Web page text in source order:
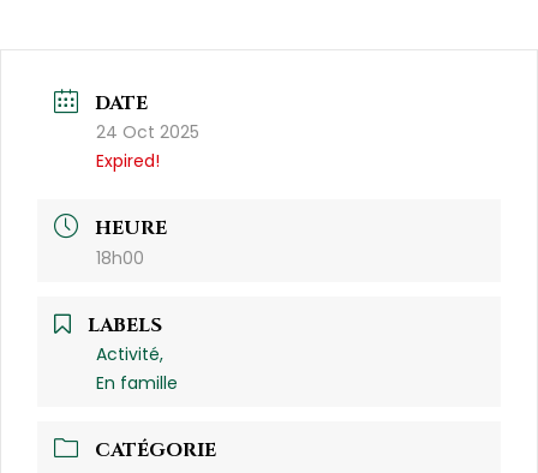
DATE
24 Oct 2025
Expired!
HEURE
18h00
LABELS
Activité,
En famille
CATÉGORIE